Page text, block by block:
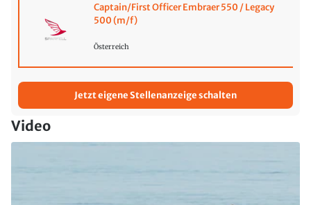
Captain/First Officer Embraer 550 / Legacy
500 (m/f)
Österreich
Jetzt eigene Stellenanzeige schalten
Video